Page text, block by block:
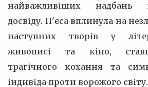
найважливіших надбань
досвіду. П'єса вплинула на
наступних творів у
живописі та кіно,
трагічного кохання та
індивіда проти ворожого світу.